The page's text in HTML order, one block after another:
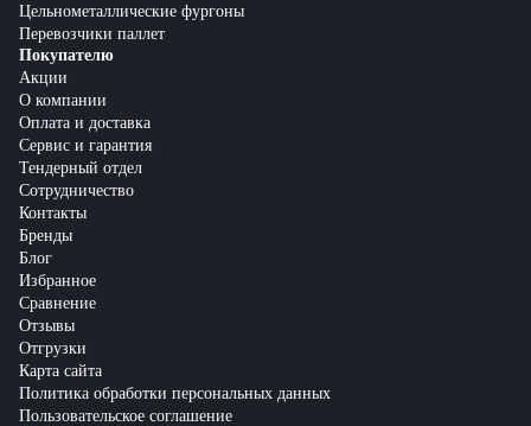
Цельнометаллические фургоны
Перевозчики паллет
Покупателю
Акции
О компании
Оплата и доставка
Сервис и гарантия
Тендерный отдел
Сотрудничество
Контакты
Бренды
Блог
Избранное
Сравнение
Отзывы
Отгрузки
Карта сайта
Политика обработки персональных данных
Пользовательское соглашение